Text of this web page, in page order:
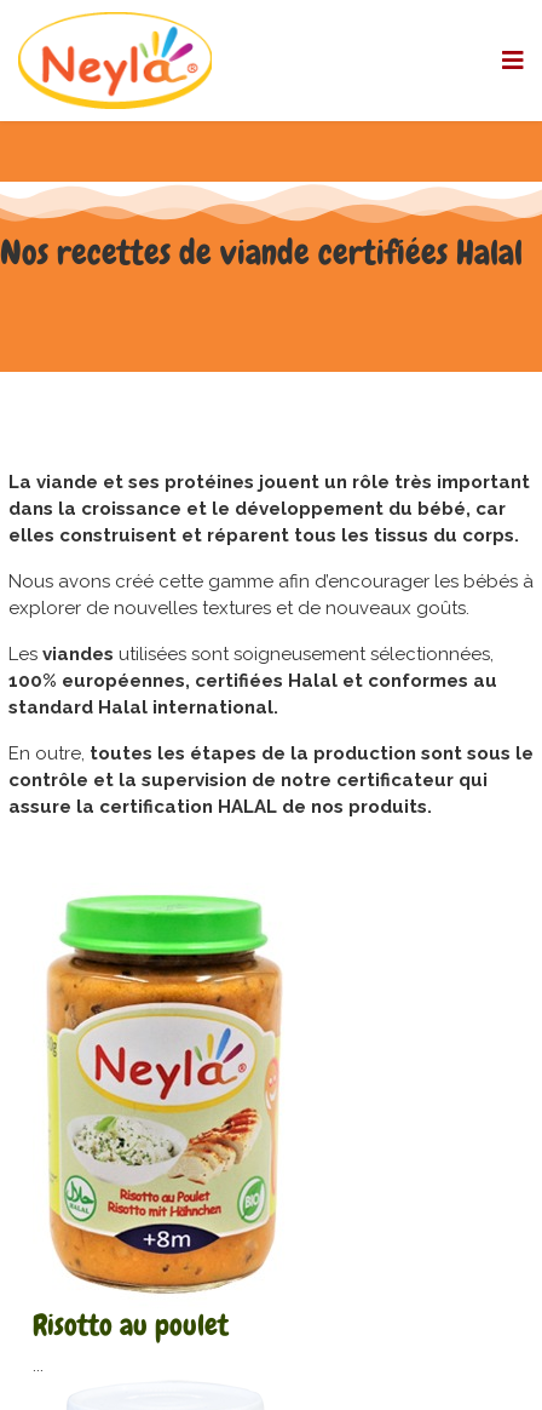
Nos recettes de viande certifiées Halal
La viande et ses protéines jouent un rôle très important
dans la croissance et le développement du bébé, car
elles construisent et réparent tous les tissus du corps.
Nous avons créé cette gamme afin d’encourager les bébés à
explorer de nouvelles textures et de nouveaux goûts.
Les viandes utilisées sont soigneusement sélectionnées,
100% européennes, certifiées Halal et conformes au
standard Halal international.
En outre, toutes les étapes de la production sont sous le
contrôle et la supervision de notre certificateur qui
assure la certification HALAL de nos produits.
Risotto au poulet
...